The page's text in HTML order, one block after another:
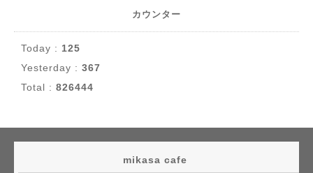
カウンター
Today : 125
Yesterday : 367
Total : 826444
mikasa cafe